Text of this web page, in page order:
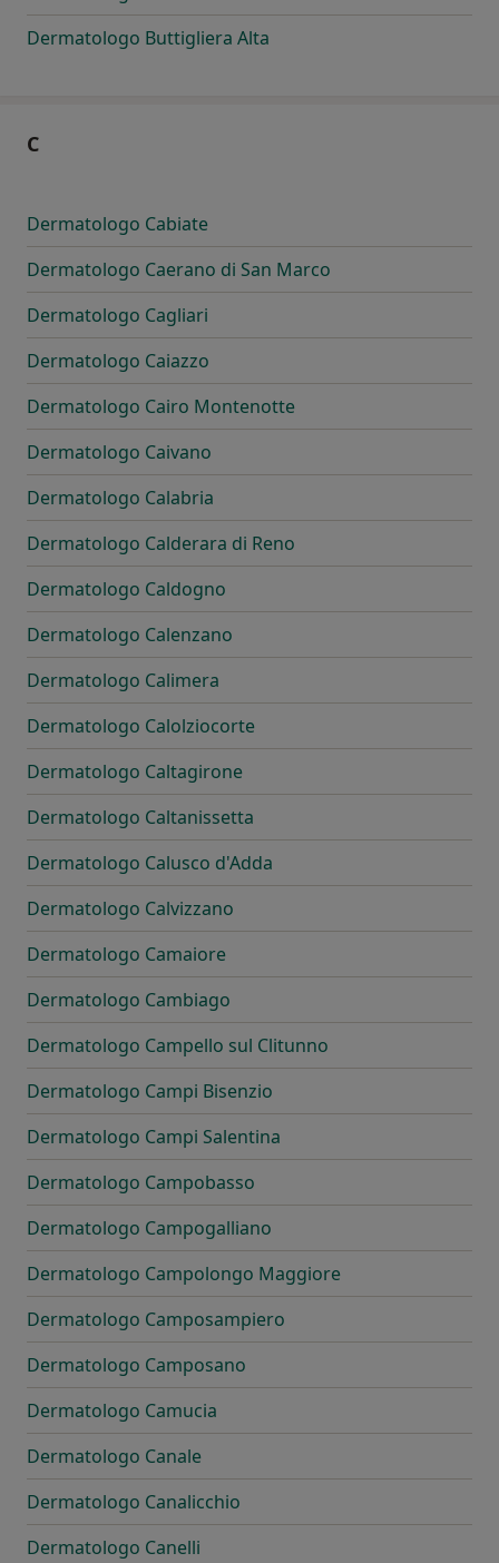
Dermatologo Buttigliera Alta
C
Dermatologo Cabiate
Dermatologo Caerano di San Marco
Dermatologo Cagliari
Dermatologo Caiazzo
Dermatologo Cairo Montenotte
Dermatologo Caivano
Dermatologo Calabria
Dermatologo Calderara di Reno
Dermatologo Caldogno
Dermatologo Calenzano
Dermatologo Calimera
Dermatologo Calolziocorte
Dermatologo Caltagirone
Dermatologo Caltanissetta
Dermatologo Calusco d'Adda
Dermatologo Calvizzano
Dermatologo Camaiore
Dermatologo Cambiago
Dermatologo Campello sul Clitunno
Dermatologo Campi Bisenzio
Dermatologo Campi Salentina
Dermatologo Campobasso
Dermatologo Campogalliano
Dermatologo Campolongo Maggiore
Dermatologo Camposampiero
Dermatologo Camposano
Dermatologo Camucia
Dermatologo Canale
Dermatologo Canalicchio
Dermatologo Canelli